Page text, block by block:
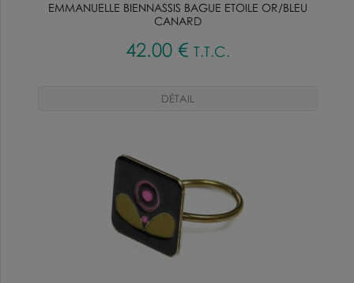
EMMANUELLE BIENNASSIS BAGUE ETOILE OR/BLEU
CANARD
42.00 € T.T.C.